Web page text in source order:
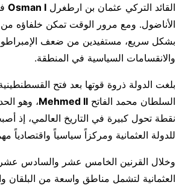
القائد التركي عثمان بن ارطغرل Osman I
الأناضول. ومع مرور الوقت تمكن خلفاؤه من
بشكل سريع، مستفيدين من ضعف
والانقسامات السياسية في المنطقة.
السلطان محمد الفاتح Mehmed II، وهو
نقطة تحول كبيرة في التاريخ العالمي، إذ
للدولة العثمانية ومركزاً سياسياً واقتصادياً
وخلال القرنين الخامس عشر والسادس
العثمانية لتشمل مناطق واسعة من البلقان